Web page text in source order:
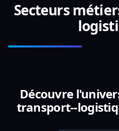
Secteurs
Découvre
transport--